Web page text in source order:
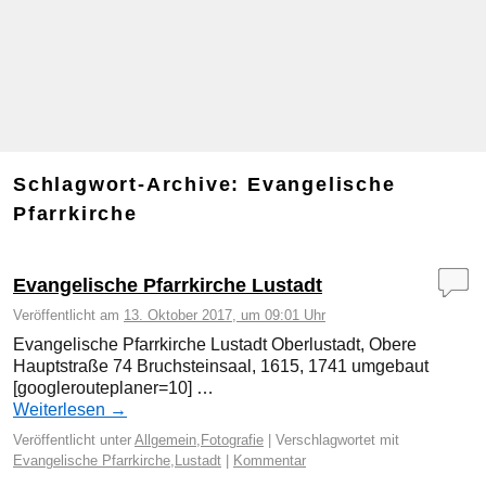
Schlagwort-Archive: Evangelische
Pfarrkirche
Evangelische Pfarrkirche Lustadt
Veröffentlicht am 13. Oktober 2017, um 09:01 Uhr
Evangelische Pfarrkirche Lustadt Oberlustadt, Obere
Hauptstraße 74 Bruchsteinsaal, 1615, 1741 umgebaut
[googlerouteplaner=10] …
Weiterlesen →
Veröffentlicht unter Allgemein Fotografie
Verschlagwortet mit
Evangelische Pfarrkirche
Lustadt Kommentar